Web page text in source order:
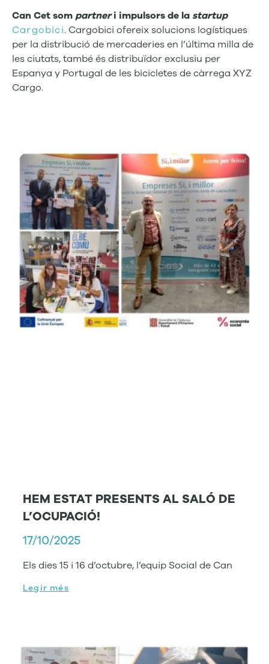
Can Cet sompartneri impulsors de la startup
Cargobici. Cargobici ofereix solucions logístiques
per la distribució de mercaderies en l’última milla de
les ciutats, també és distribuïdor exclusiu per
Espanya y Portugal de les bicicletes de càrrega XYZ
Cargo.
HEM ESTAT PRESENTS AL SALÓ DE
L’OCUPACIÓ!
17/10/2025
Els dies 15 i 16 d’octubre, l’equip Social de Can
Legir més